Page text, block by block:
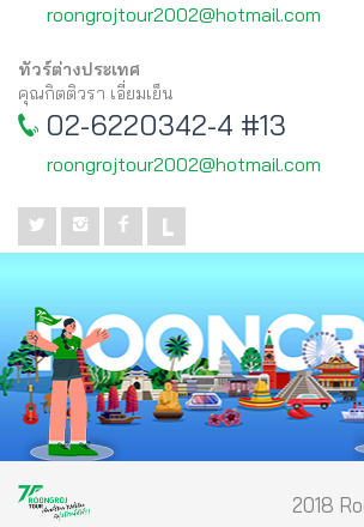
roongrojtour2002@hotmail.com
ทัวร์ต่างประเทศ
คุณกิตติวรา เอี่ยมเย็น
02-6220342-4 #13
roongrojtour2002@hotmail.com
2018